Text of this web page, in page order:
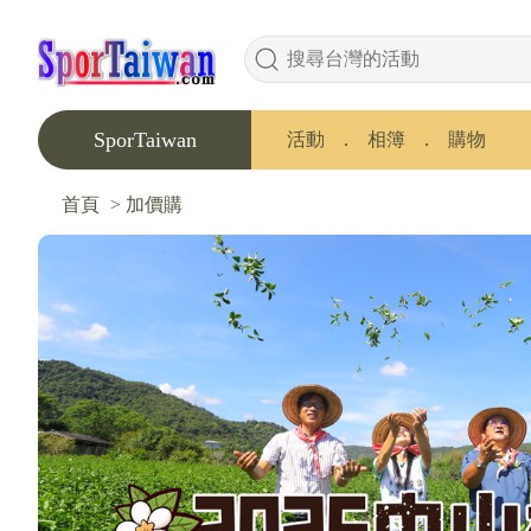
SporTaiwan 活動 ． 相簿 ． 購物
首頁 > 加價購